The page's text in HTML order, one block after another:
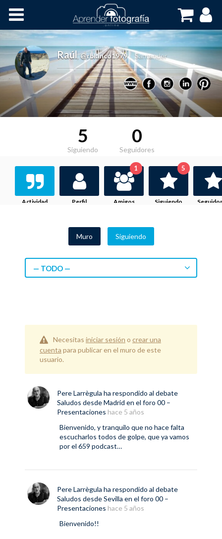
Cursos OnLine
Raúl, @rblanco1979 Santander
5
Siguiendo
0
Seguidores
Actividad Perfil Amigos
1
Siguiendo
5
Muro Siguiendo
— TODO —
Necesitas iniciar sesión o crear una
cuenta para publicar en el muro de este
usuario.
Pere Larrègula ha respondido al debate
Saludos desde Madrid en el foro 00 –
Presentaciones hace 5 años
Bienvenido, y tranquilo que no hace falta
escucharlos todos de golpe, que ya vamos
por el 659 podcast…
Pere Larrègula ha respondido al debate
Saludos desde Sevilla en el foro 00 –
Presentaciones hace 5 años
Bienvenido!!